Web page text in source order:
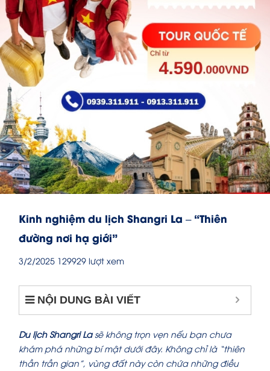
Kinh nghiệm du lịch Shangri La – “Thiên
đường nơi hạ giới”
3/2/2025 129929 lượt xem
NỘI DUNG BÀI VIẾT
Du lịch Shangri Lasẽ không trọn vẹn nếu bạn chưa
khám phá những bí mật dưới đây. Không chỉ là “thiên
thần trần gian”, vùng đất này còn chứa những điều